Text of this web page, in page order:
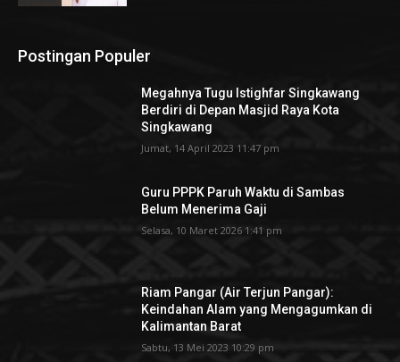
Postingan Populer
Megahnya Tugu Istighfar Singkawang
Berdiri di Depan Masjid Raya Kota
Singkawang
Jumat, 14 April 2023 11:47 pm
Guru PPPK Paruh Waktu di Sambas
Belum Menerima Gaji
Selasa, 10 Maret 2026 1:41 pm
Riam Pangar (Air Terjun Pangar):
Keindahan Alam yang Mengagumkan di
Kalimantan Barat
Sabtu, 13 Mei 2023 10:29 pm